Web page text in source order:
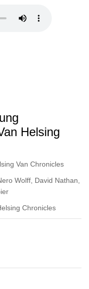
Helsing
Van Chronicles
Wolff David Nathan
Chronicles